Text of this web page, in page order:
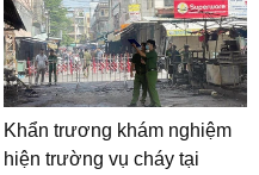
Khẩn trương khám nghiệm
hiện trường vụ cháy tại